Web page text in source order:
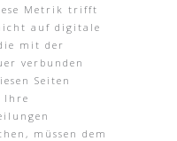
Metrik trifft
auf digitale
mit der
verbunden
Seiten
Ihre
müssen dem